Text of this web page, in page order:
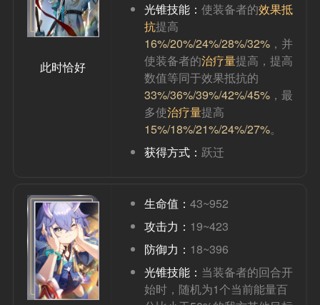
此时恰好
光锥技能：使装备者的效果抵
抗提高
16%/20%/24%/28%/32% ，并
使装备者的治疗量提高，提高
数值等同于效果抵抗的
33%/36%/39%/42%/45% ，最
多使治疗量提高
15%/18%/21%/24%/27%。
获得方式： 跃迁
生命值：43~952
攻击力： 19~423
防御力： 18~396
光锥技能： 当装备者的回合开
始时，随机为1个当前能量百